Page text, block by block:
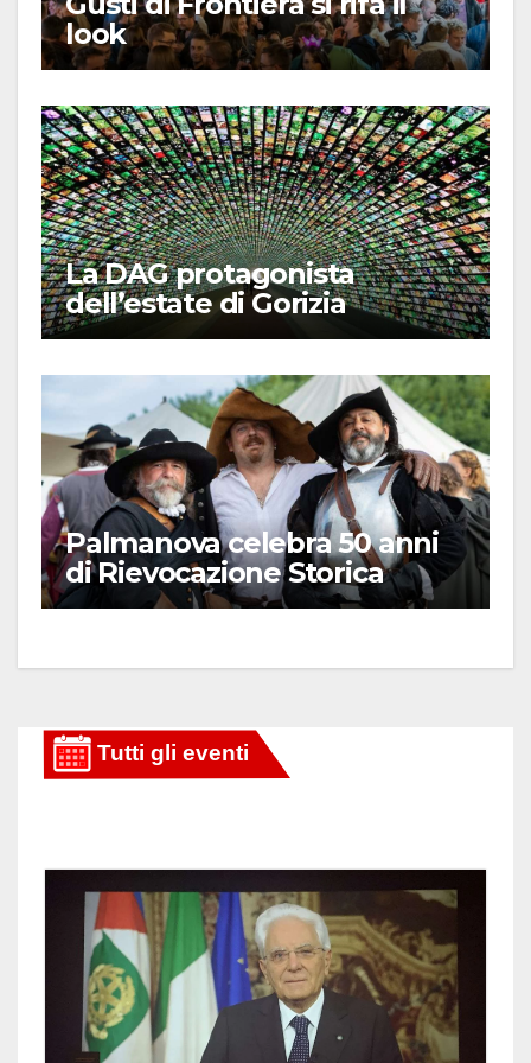
look
La DAG protagonista
dell’estate di Gorizia
Palmanova celebra 50 anni
di Rievocazione Storica